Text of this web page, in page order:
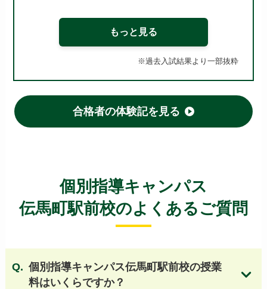
名古屋高等学校
中京大学附属中京高等学校
名城大学附属高等学校
愛知工業大学名電高等学校
星城高等学校
東邦高等学校
岡崎城西高等学校
名古屋経済大学市邨高等学校 他
もっと見る
※過去入試結果より一部抜粋
合格者の体験記を見る
個別指導キャンパス
伝馬町駅前校のよくあるご質問
個別指導キャンパス伝馬町駅前校の授業
料はいくらですか？